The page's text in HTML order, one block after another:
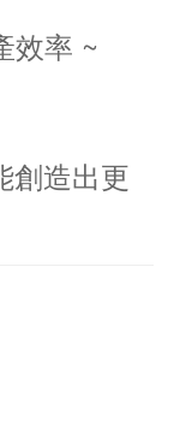
效率 ~
創造出更